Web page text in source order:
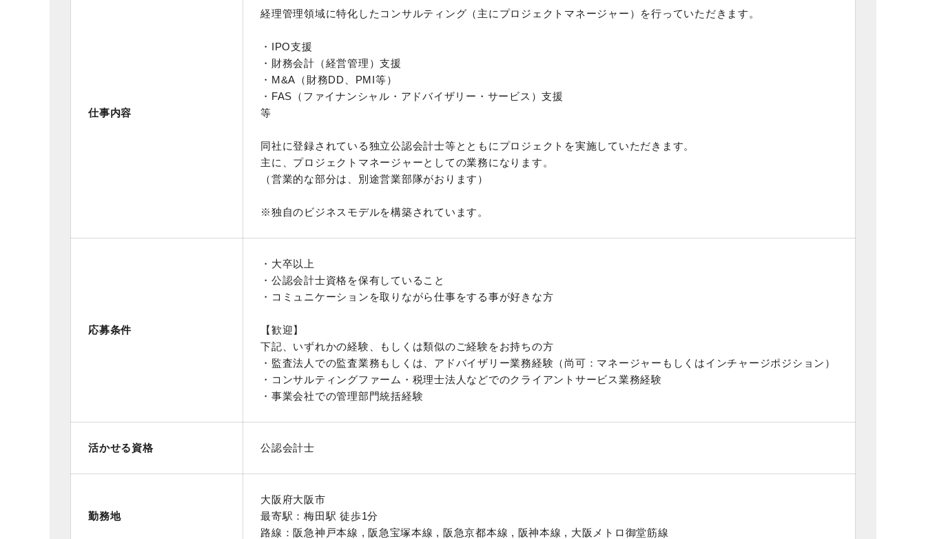
仕事内容
経理管理領域に特化したコンサルティング（主にプロジェクトマネージャー）を行っていただきます。
・IPO支援
・財務会計（経営管理）支援
・M&A（財務DD、PMI等）
・FAS（ファイナンシャル・アドバイザリー・サービス）支援
等
同社に登録されている独立公認会計士等とともにプロジェクトを実施していただきます。
主に、プロジェクトマネージャーとしての業務になります。
（営業的な部分は、別途営業部隊がおります）
※独自のビジネスモデルを構築されています。
応募条件
・大卒以上
・公認会計士資格を保有していること
・コミュニケーションを取りながら仕事をする事が好きな方
【歓迎】
下記、いずれかの経験、もしくは類似のご経験をお持ちの方
・監査法人での監査業務もしくは、アドバイザリー業務経験（尚可：マネージャーもしくはインチャージポジション）
・コンサルティングファーム・税理士法人などでのクライアントサービス業務経験
・事業会社での管理部門統括経験
活かせる資格 公認会計士
勤務地
大阪府大阪市
最寄駅：梅田駅 徒歩1分
路線：阪急神戸本線 , 阪急宝塚本線 , 阪急京都本線 , 阪神本線 , 大阪メトロ御堂筋線